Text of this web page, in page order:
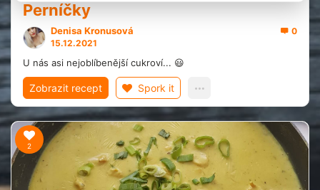
Perníčky
0
Denisa Kronusová
15.12.2021
U nás asi nejoblíbenější cukroví... 😃
Zobrazit recept Spork it
2